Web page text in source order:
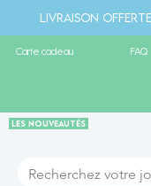
Livraison offerte
Carte cadeau FAQ
Les Nouveautés